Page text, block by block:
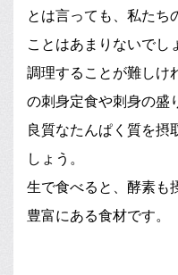
とは言っても、私たち
ことはあまりないでし
調理することが難しけ
の刺身定食や刺身の盛
良質なたんぱく質を摂
しょう。
生で食べると、酵素も
豊富にある食材です。